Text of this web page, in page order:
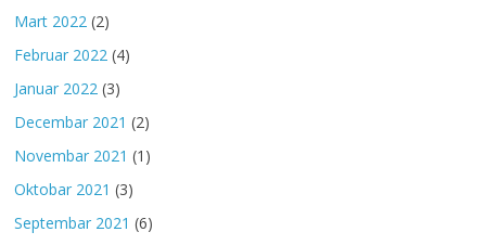
Mart 2022 (2)
Februar 2022 (4)
Januar 2022 (3)
Decembar 2021 (2)
Novembar 2021 (1)
Oktobar 2021 (3)
Septembar 2021 (6)